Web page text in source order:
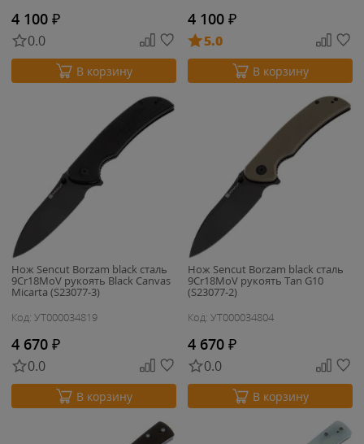
4 100 ₽
0.0
В корзину
4 100 ₽
5.0
В корзину
Нож Sencut Borzam black сталь
9Cr18MoV рукоять Black Canvas
Micarta (S23077-3)
Код: УТ000034819
4 670 ₽
0.0
В корзину
Нож Sencut Borzam black сталь
9Cr18MoV рукоять Tan G10
(S23077-2)
Код: УТ000034804
4 670 ₽
0.0
В корзину